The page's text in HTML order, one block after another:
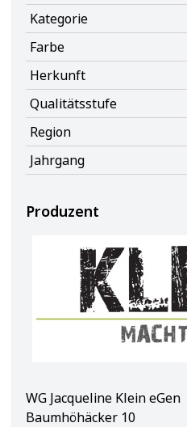
Kategorie
Farbe
Herkunft
Qualitätsstufe
Region
Jahrgang
Produzent
WG Jacqueline Klein eGen
Baumhöhäcker 10